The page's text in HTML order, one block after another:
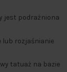
jest podrażniona
lub rozjaśnianie
tatuaż na bazie